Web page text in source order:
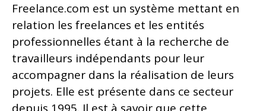
Freelance.com est un système mettant en
relation les freelances et les entités
professionnelles étant à la recherche de
travailleurs indépendants pour leur
accompagner dans la réalisation de leurs
projets. Elle est présente dans ce secteur